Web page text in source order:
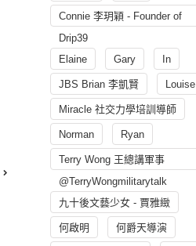
Connie 李玥穎 - Founder of
Drip39
Elaine
Gary In
JBS Brian 李凱賢 Louise
Miracle 社交力學培訓導師
Norman Ryan
Terry Wong 王總講軍事
@TerryWongmilitarytalk
九十後文藝少女 - 賈雅緻
何啟明 何爵天導演